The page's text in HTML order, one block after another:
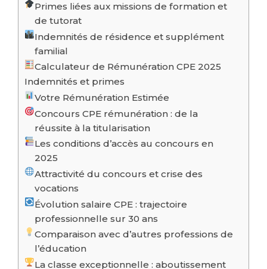
Primes liées aux missions de formation et
de tutorat
Indemnités de résidence et supplément
familial
Calculateur de Rémunération CPE 2025
Indemnités et primes
Votre Rémunération Estimée
Concours CPE rémunération : de la
réussite à la titularisation
Les conditions d’accès au concours en
2025
Attractivité du concours et crise des
vocations
Évolution salaire CPE : trajectoire
professionnelle sur 30 ans
Comparaison avec d’autres professions de
l’éducation
La classe exceptionnelle : aboutissement